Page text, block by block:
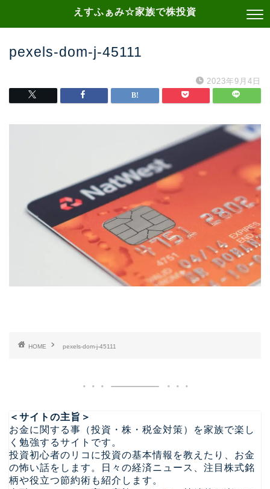
えすふぁみ☆家族で株投資
pexels-dom-j-45111
2023年9月4日
HOME pexels-dom-j-45111
＜サイトの主旨＞
お金に関する事（投資・株・税金対策）を家族で楽し
く勉強するサイトです。
投資初心者のリコに投資の基本情報を教えたり、お金
の怖い話をします。日々の経済ニュース、注目株式銘
柄や役立つ節約術も紹介します。